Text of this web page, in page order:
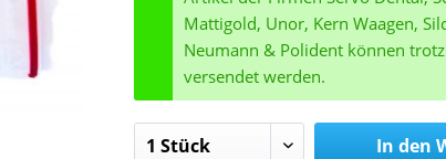
Mattigold, Unor, Kern Waagen,
Neumann & Polident können
versendet werden.
In den